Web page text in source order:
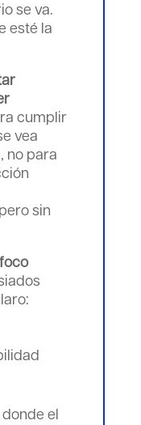
se va.
esté la
cumplir
vea
no para
sin
el